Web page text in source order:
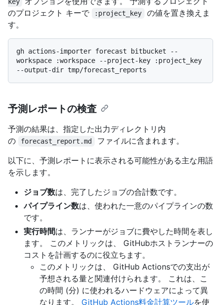
のプロジェクト キーで
:project_key
の値を置き換えま
す。
gh actions-importer forecast bitbucket --
workspace :workspace --project-key :project_key
予測レポートの検査
予測の結果は、指定した出力ディレクトリ内
の
forecast_report.md
ファイルに含まれます。
以下に、予測レポートに表示される可能性がある主な用語
を示します。
ジョブ数は、完了したジョブの合計数です。
パイプライン数は、使われた一意のパイプラインの数
です。
実行時間は、ランナーがジョブに費やした時間を表し
ます。 このメトリックは、 GitHubホストランナーの
コストを計画するのに役立ちます。
このメトリックは、 GitHub Actionsでの支出が
予想される量と関連付けられます。 これは、こ
の時間 (分) に使われるハードウェアによって異
なります。 GitHub Actions料金計算ツールを使